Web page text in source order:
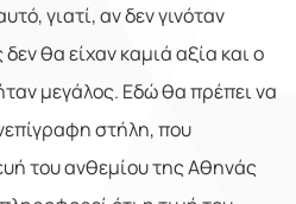
γιατί, αν δεν γινόταν
θα είχαν καμιά αξία και ο
μεγάλος. Εδώ θα πρέπει να
στήλη, που
του ανθεμίου της Αθηνάς